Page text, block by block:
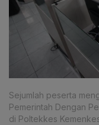
Sejumlah peserta
Pemerintah Dengan
di Poltekkes